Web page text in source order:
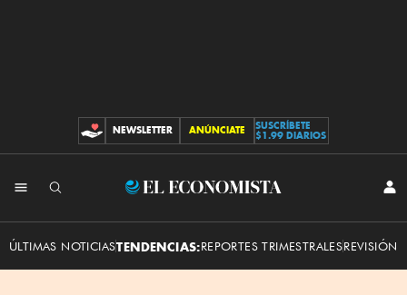
CONTRIBUCIONES
NEWSLETTER ANÚNCIATE
SUSCRÍBETE
$1.99 DIARIOS
El
ÚLTIMAS NOTICIASTENDENCIAS:REPORTES TRIMESTRALESREVISIÓN